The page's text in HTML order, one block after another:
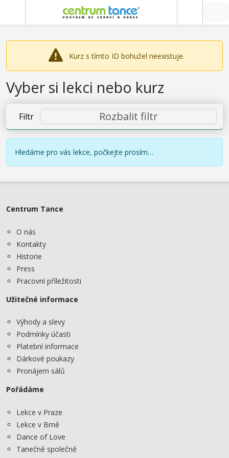
Kurz s tímto ID bohužel neexistuje.
Vyber si lekci nebo kurz
Filtr Rozbalit filtr
Hledáme pro vás lekce, počkejte prosím…
Centrum Tance
O nás
Kontakty
Historie
Press
Pracovní příležitosti
Užitečné informace
Výhody a slevy
Podmínky účasti
Platební informace
Dárkové poukazy
Pronájem sálů
Pořádáme
Lekce v Praze
Lekce v Brně
Dance of Love
Tanečně společně